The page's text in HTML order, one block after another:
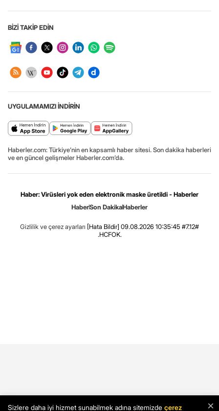
BİZİ TAKİP EDİN
UYGULAMAMIZI İNDİRİN
Haberler.com: Türkiye’nin en kapsamlı haber sitesi. Son dakika haberleri
ve en güncel gelişmeler Haberler.com’da.
Haber: Virüsleri yok eden elektronik maske üretildi - Haberler
HaberSon DakikaHaberler
Gizlilik ve çerez ayarları [Hata Bildir] 09.08.2026 10:35:45 #7.12#
.HCFOK.
×
Sizlere daha iyi hizmet sunabilmek adına sitemizde çerez